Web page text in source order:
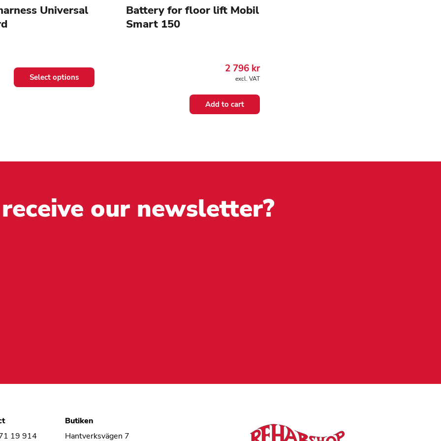
Universal
Select options
Battery for floor lift Mobil
Smart 150
2 796 kr
excl. VAT
Add to cart
our newsletter?
19 914
Butiken
Hantverksvägen 7